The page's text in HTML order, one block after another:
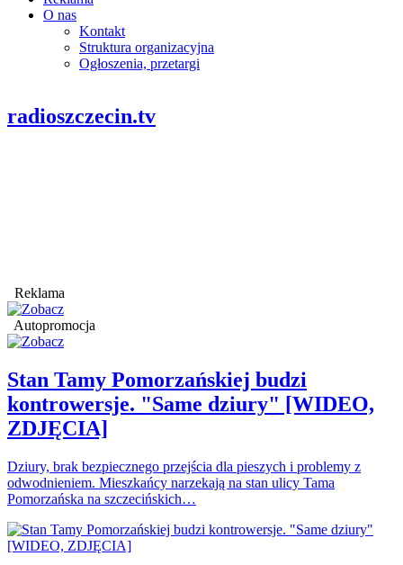
O nas
Kontakt
Struktura organizacyjna
Ogłoszenia, przetargi
radioszczecin.tv
Reklama
Autopromocja
Stan Tamy Pomorzańskiej budzi
kontrowersje. "Same dziury" [WIDEO,
ZDJĘCIA]
Dziury, brak bezpiecznego przejścia dla pieszych i problemy z
odwodnieniem. Mieszkańcy narzekają na stan ulicy Tama
Pomorzańska na szczecińskich…